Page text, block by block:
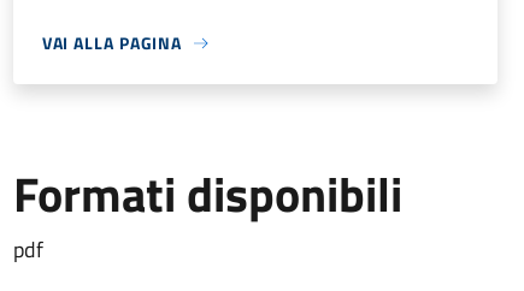
VAI ALLA PAGINA
Formati disponibili
pdf